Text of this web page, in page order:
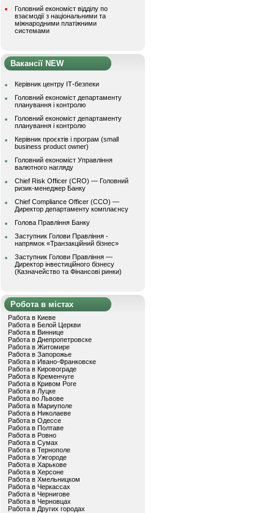
Головний економіст відділу по
взаємодії з національними та
міжнародними платіжними
системами
Вакансії NEW
Керівник центру ІТ-безпеки
Головний економіст департаменту
планування і контролю
Головний економіст департаменту
планування і контролю
Керівник проєктів і програм (small
business product owner)
Головний економіст Управління
валютного нагляду
Chief Risk Officer (CRO) — Головний
ризик-менеджер Банку
Chief Compliance Officer (CCO) —
Директор департаменту комплаєнсу
Голова Правління Банку
Заступник Голови Правління -
напрямок «Транзакційний бізнес»
Заступник Голови Правління —
Директор інвестиційного бізнесу
(Казначейство та Фінансові ринки)
Робота в містах
Работа в Киеве
Работа в Белой Церкви
Работа в Виннице
Работа в Днепропетровске
Работа в Житомире
Работа в Запорожье
Работа в Ивано-Франковске
Работа в Кировограде
Работа в Кременчуге
Работа в Кривом Роге
Работа в Луцке
Работа во Львове
Работа в Мариуполе
Работа в Николаеве
Работа в Одессе
Работа в Полтаве
Работа в Ровно
Работа в Сумах
Работа в Тернополе
Работа в Ужгороде
Работа в Харькове
Работа в Херсоне
Работа в Хмельницком
Работа в Черкассах
Работа в Чернигове
Работа в Черновцах
Работа в Других городах